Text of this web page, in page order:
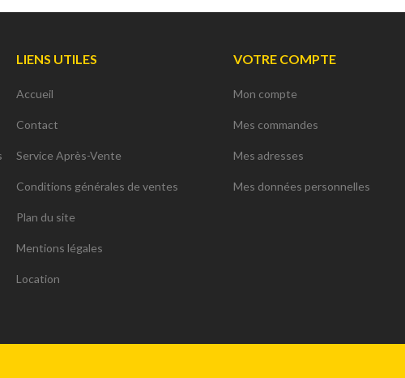
LIENS UTILES
Accueil
Contact
Service Après-Vente
Conditions générales de ventes
Plan du site
Mentions légales
Location
VOTRE COMPTE
Mon compte
Mes commandes
Mes adresses
Mes données personnelles
Personnalisez vos préférences pour contrôler la manière dont